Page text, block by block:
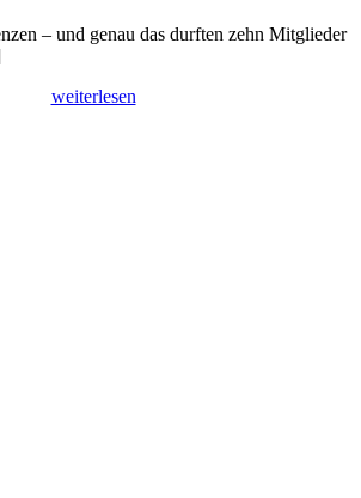
– und genau das durften zehn Mitglieder
weiterlesen